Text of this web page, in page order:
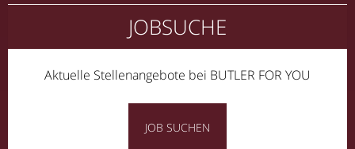
JOBSUCHE
Aktuelle Stellenangebote bei BUTLER FOR YOU
JOB SUCHEN